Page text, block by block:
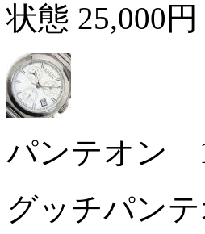
状態 25,000円
パンテオン
グッチパン